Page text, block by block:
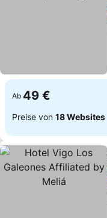
Ab 49 €
Preise von 18 Websites